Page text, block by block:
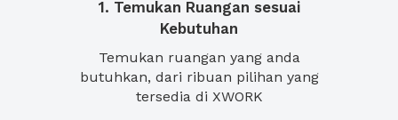
1. Temukan Ruangan sesuai
Kebutuhan
Temukan ruangan yang anda
butuhkan, dari ribuan pilihan yang
tersedia di XWORK